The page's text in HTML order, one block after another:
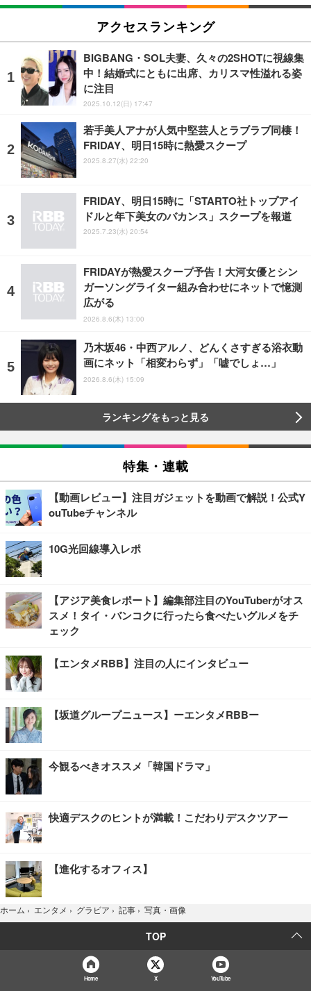
アクセスランキング
BIGBANG・SOL夫妻、久々の2SHOTに視線集
中！結婚式にともに出席、カリスマ性溢れる姿
に注目
2025.10.12(日) 17:47
若手美人アナが人気中堅芸人とラブラブ同棲！
FRIDAY、明日15時に熱愛スクープ
2025.8.27(水) 22:20
FRIDAY、明日15時に「STARTO社トップアイ
ドルと年下美女のバカンス」スクープを報道
2025.7.23(水) 20:54
FRIDAYが熱愛スクープ予告！大河女優とシン
ガーソングライター組み合わせにネットで憶測
広がる
2026.8.6(木) 13:00
乃木坂46・中西アルノ、どんくさすぎる浴衣動
画にネット「相変わらず」「嘘でしょ…」
2026.8.6(木) 15:09
ランキングをもっと見る
特集・連載
【動画レビュー】注目ガジェットを動画で解説！公式Y
ouTubeチャンネル
10G光回線導入レポ
【アジア美食レポート】編集部注目のYouTuberがオス
スメ！タイ・バンコクに行ったら食べたいグルメをチ
ェック
【エンタメRBB】注目の人にインタビュー
【坂道グループニュース】ーエンタメRBBー
今観るべきオススメ「韓国ドラマ」
快適デスクのヒントが満載！こだわりデスクツアー
【進化するオフィス】
ホーム › エンタメ › グラビア › 記事 › 写真・画像
TOP
Home X YouTube